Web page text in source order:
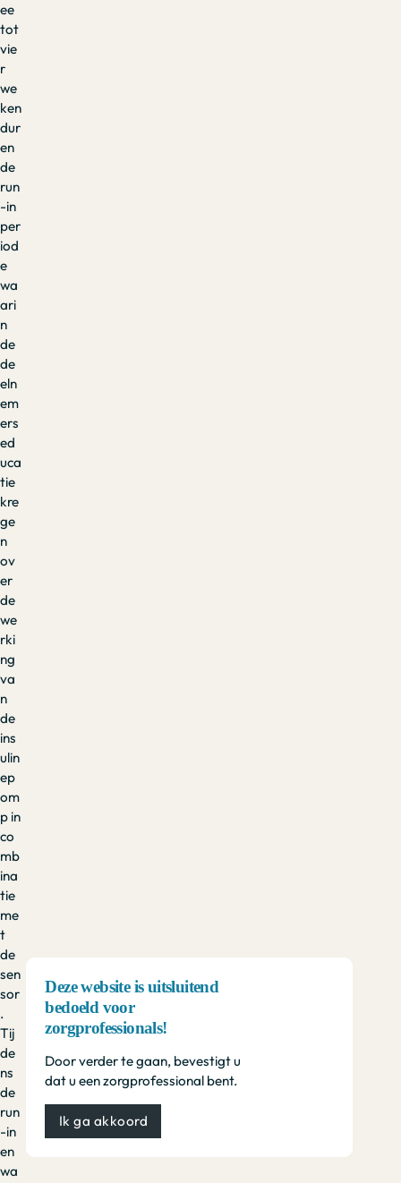
ee
tot
vie
r
we
ken
dur
en
de
run
-in
per
iod
e
wa
ari
n
de
de
eln
em
ers
ed
uca
tie
kre
ge
n
ov
er
de
we
rki
ng
va
n
de
ins
ulin
ep
om
p in
co
mb
ina
tie
me
t
de
sen
sor
.
Tij
de
ns
de
run
-in
en
wa
Deze website is uitsluitend
bedoeld voor
zorgprofessionals!
Door verder te gaan, bevestigt u
dat u een zorgprofessional bent.
Ik ga akkoord